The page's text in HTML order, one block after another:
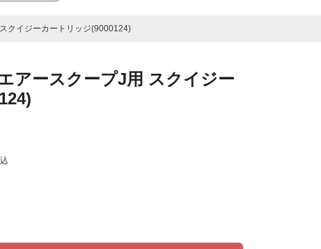
クイジーカートリッジ(9000124)
アースクープJ用 スクイジー